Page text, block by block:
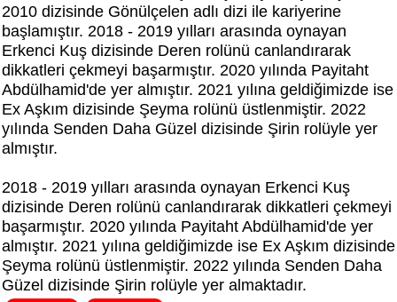
2010 dizisinde Gönülçelen adlı dizi ile kariyerine
başlamıştır. 2018 - 2019 yılları arasında oynayan
Erkenci Kuş dizisinde Deren rolünü canlandırarak
dikkatleri çekmeyi başarmıştır. 2020 yılında Payitaht
Abdülhamid'de yer almıştır. 2021 yılına geldiğimizde ise
Ex Aşkım dizisinde Şeyma rolünü üstlenmiştir. 2022
yılında Senden Daha Güzel dizisinde Şirin rolüyle yer
almıştır.
2018 - 2019 yılları arasında oynayan Erkenci Kuş
dizisinde Deren rolünü canlandırarak dikkatleri çekmeyi
başarmıştır. 2020 yılında Payitaht Abdülhamid'de yer
almıştır. 2021 yılına geldiğimizde ise Ex Aşkım dizisinde
Şeyma rolünü üstlenmiştir. 2022 yılında Senden Daha
Güzel dizisinde Şirin rolüyle yer almaktadır.